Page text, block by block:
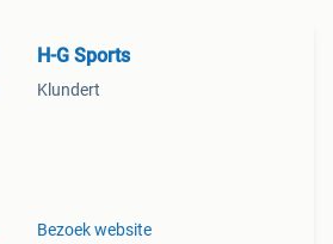
H-G Sports
Klundert
Bezoek website